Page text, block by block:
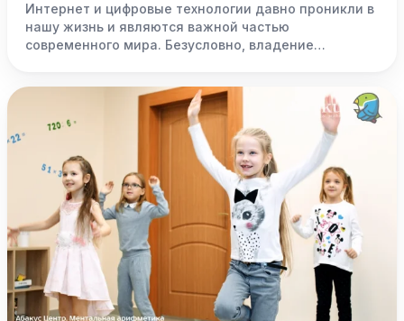
Интернет и цифровые технологии давно проникли в
нашу жизнь и являются важной частью
современного мира. Безусловно, владение